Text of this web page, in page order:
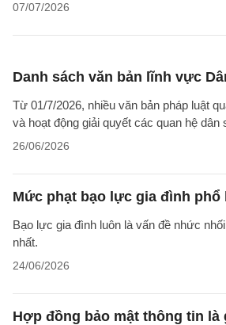
07/07/2026
Danh sách văn bản lĩnh vực
Từ 01/7/2026, nhiều văn bản pháp luật
và hoạt động giải quyết các quan hệ dân
26/06/2026
Mức phạt bạo lực gia đình
Bạo lực gia đình luôn là vấn đề nhức
nhất.
24/06/2026
Hợp đồng bảo mật thông tin